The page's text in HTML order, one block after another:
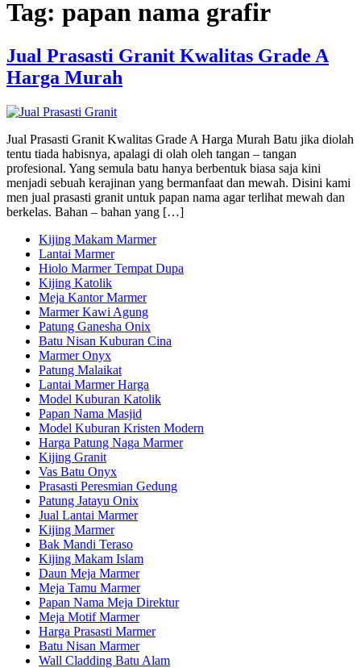
Tag: papan nama grafir
Jual Prasasti Granit Kwalitas Grade A
Harga Murah
Jual Prasasti Granit Kwalitas Grade A Harga Murah Batu jika diolah
tentu tiada habisnya, apalagi di olah oleh tangan – tangan
profesional. Yang semula batu hanya berbentuk biasa saja kini
menjadi sebuah kerajinan yang bermanfaat dan mewah. Disini kami
men jual prasasti granit untuk papan nama agar terlihat mewah dan
berkelas. Bahan – bahan yang […]
Kijing Makam Marmer
Lantai Marmer
Hiolo Marmer Tempat Dupa
Kijing Katolik
Meja Kantor Marmer
Marmer Kawi Agung
Patung Ganesha Onix
Batu Nisan Kuburan Cina
Marmer Onyx
Patung Malaikat
Lantai Marmer Harga
Model Kuburan Katolik
Papan Nama Masjid
Model Kuburan Kristen Modern
Harga Patung Naga Marmer
Kijing Granit
Vas Batu Onyx
Prasasti Peresmian Gedung
Patung Jatayu Onix
Jual Lantai Marmer
Kijing Marmer
Bak Mandi Teraso
Kijing Makam Islam
Daun Meja Marmer
Meja Tamu Marmer
Papan Nama Meja Direktur
Meja Motif Marmer
Harga Prasasti Marmer
Batu Nisan Marmer
Wall Cladding Batu Alam